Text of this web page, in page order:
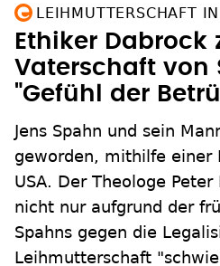
LEIHMUTTERSCHAFT
Ethiker Dabrock
Vaterschaft von
"Gefühl der
Jens Spahn und sein
geworden, mithilfe einer
USA. Der Theologe
nicht nur aufgrund der
Spahns gegen die
Leihmutterschaft